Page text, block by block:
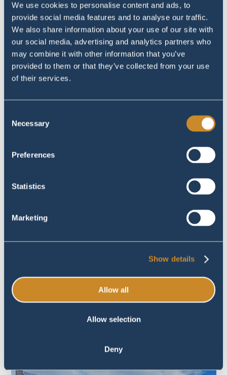
We use cookies to personalise content and ads, to
provide social media features and to analyse our traffic.
We also share information about your use of our site with
our social media, advertising and analytics partners who
may combine it with other information that you’ve
provided to them or that they’ve collected from your use
of their services.
Selection
Necessary
Preferences
Statistics
Marketing
Show details
Allow all
Allow selection
Deny